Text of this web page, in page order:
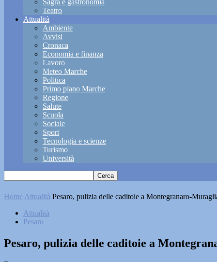
Sagra e gastronomia
Teatro
Attualità
Ambiente
Avvisi
Cronaca
Economia e finanza
Lavoro
Meteo Marche
Politica
Primo piano Marche
Regione
Salute
Scuola
Sociale
Sport
Tecnologia e scienze
Turismo
Università
Home Attualità Pesaro, pulizia delle caditoie a Montegranaro-
Attualità
Pesaro
Pesaro, pulizia delle caditoie a